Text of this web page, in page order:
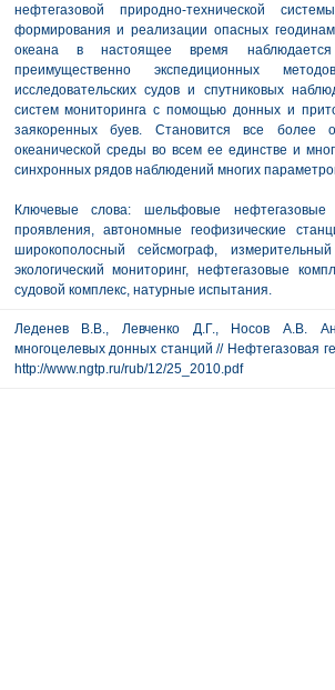
нефтегазовой природно-технической
формирования и реализации опасных
океана в настоящее время
преимущественно экспедиционных
исследовательских судов и спутниковых
систем мониторинга с помощью донных и
заякоренных буев. Становится все более
океанической среды во всем ее единстве и
синхронных рядов наблюдений многих
Ключевые слова: шельфовые нефтегазовые
проявления, автономные геофизические
широкополосный сейсмограф,
экологический мониторинг, нефтегазовые
судовой комплекс, натурные испытания.
Леденев В.В., Левченко Д.Г., Носов А.В.
многоцелевых донных станций // Нефтегазовая
http://www.ngtp.ru/rub/12/25_2010.pdf